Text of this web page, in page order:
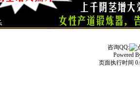
咨询QQ:
Powered
页面执行时间